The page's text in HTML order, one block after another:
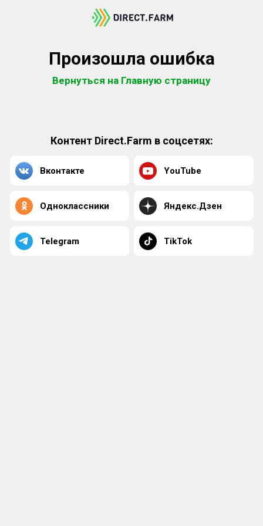
Произошла ошибка
Вернуться на Главную страницу
Контент Direct.Farm в соцсетях:
Вконтакте YouTube
Одноклассники Яндекс.Дзен
Telegram TikTok